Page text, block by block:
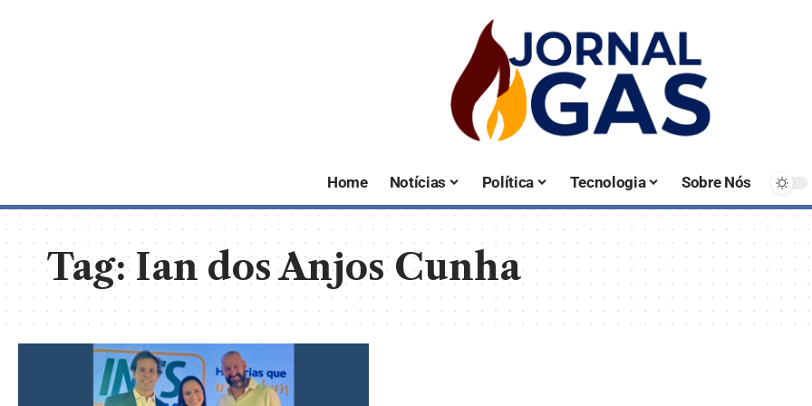
Home Notícias Política Tecnologia Sobre Nós
Tag:Ian dos Anjos Cunha